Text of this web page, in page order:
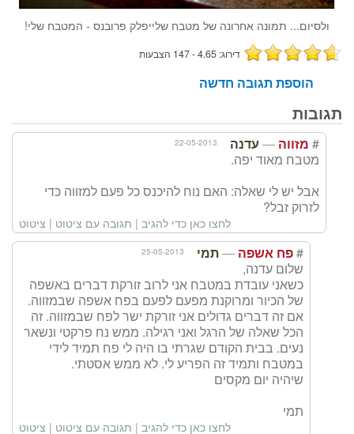
ולסיום... תמונה אחרונה של מטבח שלייפלק פרובנס - המטבח שלי!
דירוג: 4.65 - 147 הצבעות
הוספת תגובה חדשה
תגובות
# מזווה — עדנה 22-05-2013
מטבח מאוד יפה.
אבל יש לי שאלה: האם נוח להיכנס כל פעם למזווה כדי
לזרוק זבל?
לחצו כאן כדי להגיב | תגובה עם ציטוט | ציטוט
# פח אשפה — תמי 25-05-2013
שלום עדנה,
כשאני עובדת במטבח אני לרוב זורקת דברים באשפה
של הכיור ומרוקנת מפעם לפעם בפח אשפה שבמזווה.
אם זה דברים גדולים אני זורקת ישר לפח שבמזווה. זה
הכל שאלה של הרגל ואני רגילה. ממש נח פרקטי ונשאר
נעים. בבית הקודם שגרתי בו היה לי פח תמיד לידי
במטבח ותמיד זה הפריע לי. לא ממש אסטתי.
שיהיה יום מקסים
תמי
לחצו כאן כדי להגיב | תגובה עם ציטוט | ציטוט